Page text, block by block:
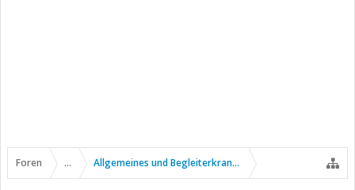
Foren ... Allgemeines und Begleiterkrankungen